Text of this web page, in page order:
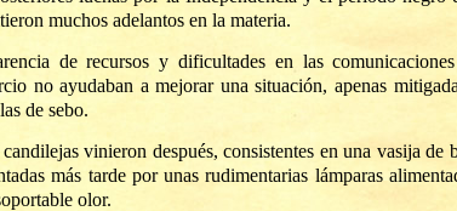
muchos adelantos en la materia.
de recursos y dificultades en las
no ayudaban a mejorar una situación, apenas
de sebo.
vinieron después, consistentes en una vasija de
más tarde por unas rudimentarias lámparas
olor.